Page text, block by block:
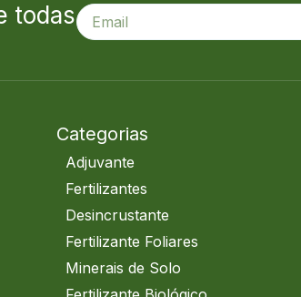
todas
Categorias
Adjuvante
Fertilizantes
Desincrustante
Fertilizante Foliares
Minerais de Solo